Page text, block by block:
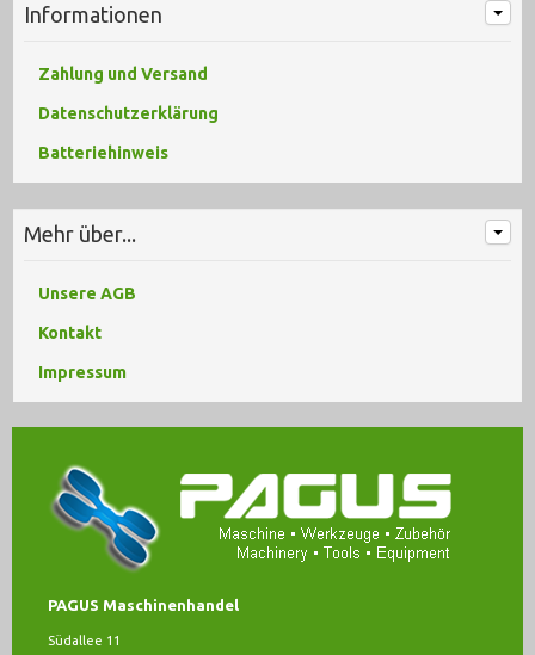
Informationen
Zahlung und Versand
Datenschutzerklärung
Batteriehinweis
Mehr über...
Unsere AGB
Kontakt
Impressum
PAGUS Maschinenhandel
Südallee 11